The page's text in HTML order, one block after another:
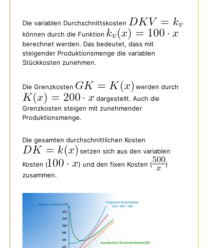
Die variablen Durchschnittskosten
können durch die Funktion
berechnet werden. Das bedeutet, dass mit
steigender Produktionsmenge die variablen
Stückkosten zunehmen.
Die Grenzkosten
werden durch
dargestellt. Auch die
Grenzkosten steigen mit zunehmender
Produktionsmenge.
Die gesamten durchschnittlichen Kosten
setzen sich aus den variablen
Kosten (
) und den fixen Kosten (
)
zusammen.